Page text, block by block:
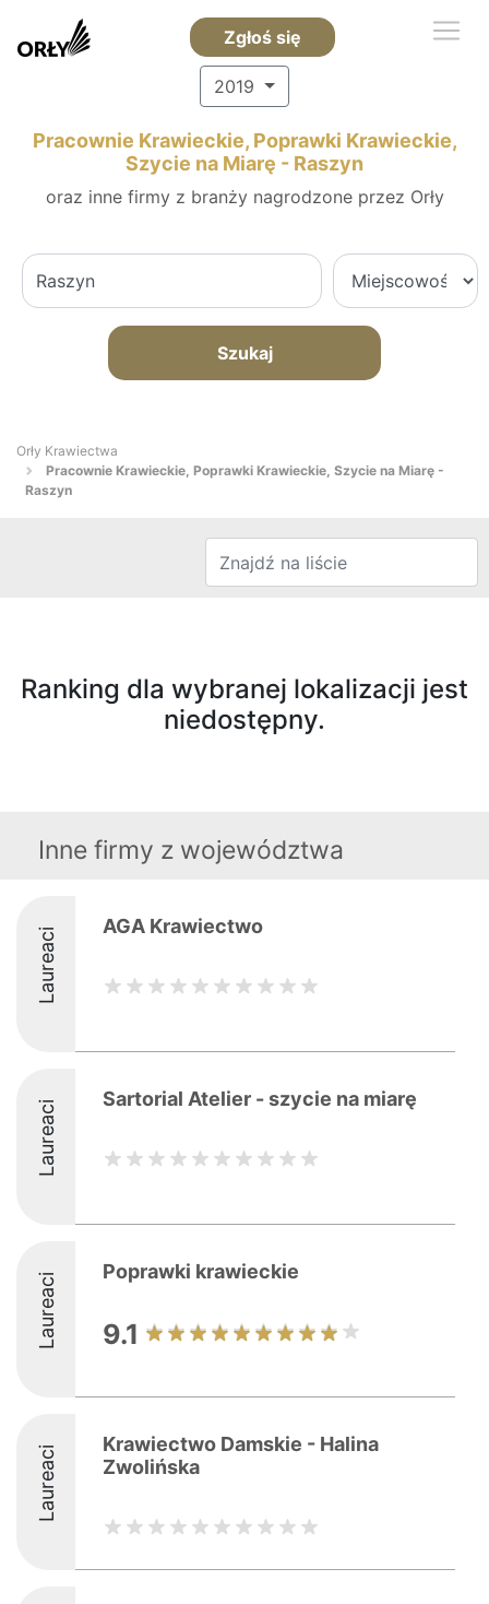
Zgłoś się
2019
Pracownie Krawieckie, Poprawki Krawieckie,
Szycie na Miarę - Raszyn
oraz inne firmy z branży nagrodzone przez Orły
Szukaj
Orły Krawiectwa
Pracownie Krawieckie, Poprawki Krawieckie, Szycie na Miarę -
Raszyn
Ranking dla wybranej lokalizacji jest
niedostępny.
Inne firmy z województwa
Laureaci AGA Krawiectwo
Laureaci Sartorial Atelier - szycie na miarę
Laureaci Poprawki krawieckie
9.1
Laureaci
Krawiectwo Damskie - Halina
Zwolińska